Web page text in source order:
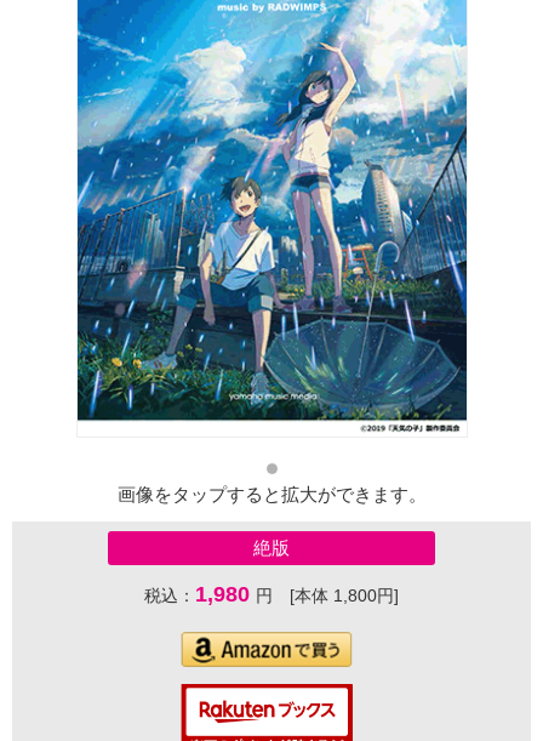
画像をタップすると拡大ができます。
絶版
税込： 1,980 円 [本体 1,800円]